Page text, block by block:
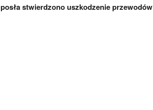
posła stwierdzono uszkodzenie